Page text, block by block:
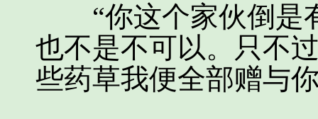
“你这个家伙倒是
也不是不可以。只不
些药草我便全部赠与